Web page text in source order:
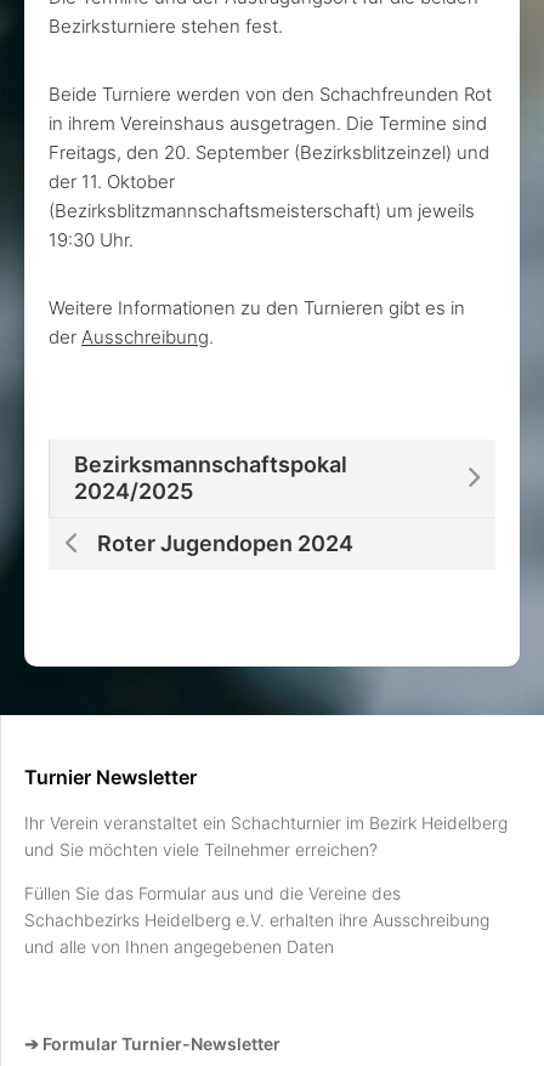
Bezirksturniere stehen fest.
Beide Turniere werden von den Schachfreunden Rot
in ihrem Vereinshaus ausgetragen. Die Termine sind
Freitags, den 20. September (Bezirksblitzeinzel) und
der 11. Oktober
(Bezirksblitzmannschaftsmeisterschaft) um jeweils
19:30 Uhr.
Weitere Informationen zu den Turnieren gibt es in
der Ausschreibung.
Bezirksmannschaftspokal
2024/2025
Roter Jugendopen 2024
Turnier Newsletter
Ihr Verein veranstaltet ein Schachturnier im Bezirk Heidelberg
und Sie möchten viele Teilnehmer erreichen?
Füllen Sie das Formular aus und die Vereine des
Schachbezirks Heidelberg e.V. erhalten ihre Ausschreibung
und alle von Ihnen angegebenen Daten
➔ Formular Turnier-Newsletter